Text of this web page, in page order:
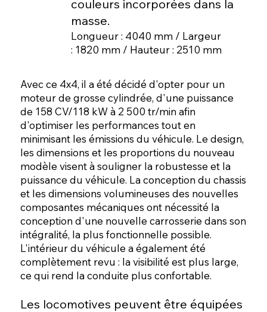
couleurs incorporées dans la
masse.
Longueur : 4040 mm / Largeur
: 1820 mm / Hauteur : 2510 mm
Avec ce 4x4, il a été décidé d'opter pour un
moteur de grosse cylindrée, d'une puissance
de 158 CV/118 kW à 2 500 tr/min afin
d'optimiser les performances tout en
minimisant les émissions du véhicule. Le design,
les dimensions et les proportions du nouveau
modèle visent à souligner la robustesse et la
puissance du véhicule. La conception du chassis
et les dimensions volumineuses des nouvelles
composantes mécaniques ont nécessité la
conception d'une nouvelle carrosserie dans son
intégralité, la plus fonctionnelle possible.
L'intérieur du véhicule a également été
complètement revu : la visibilité est plus large,
ce qui rend la conduite plus confortable.
Les locomotives peuvent être équipées